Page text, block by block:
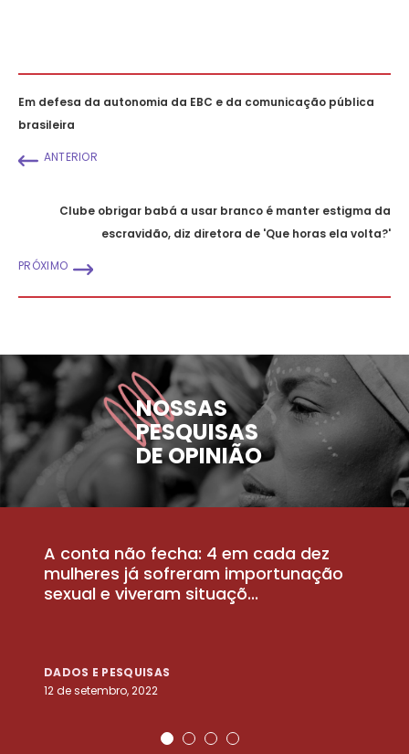
Em defesa da autonomia da EBC e da comunicação pública
brasileira
ANTERIOR
Clube obrigar babá a usar branco é manter estigma da
escravidão, diz diretora de 'Que horas ela volta?'
PRÓXIMO
NOSSAS
PESQUISAS
DE OPINIÃO
A conta não fecha: 4 em cada dez
mulheres já sofreram importunação
sexual e viveram situaçõ...
DADOS E PESQUISAS
12 de setembro, 2022